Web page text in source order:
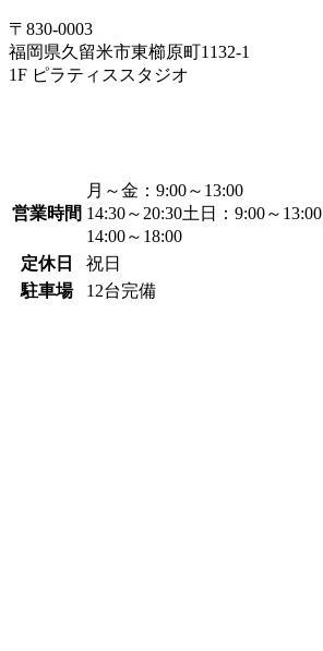
〒830-0003
福岡県久留米市東櫛原町1132-1
1F ピラティススタジオ
営業時間
月～金： 9:00～13:00
14:30～20:30土日： 9:00～13:00
14:00～18:00
定休日
祝日
駐車場
12台完備